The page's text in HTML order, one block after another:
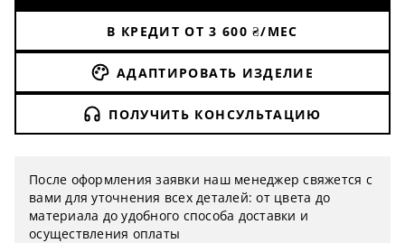
В КРЕДИТ ОТ 3 600 ₴/МЕС
АДАПТИРОВАТЬ ИЗДЕЛИЕ
ПОЛУЧИТЬ КОНСУЛЬТАЦИЮ
После оформления заявки наш менеджер свяжется с
вами для уточнения всех деталей: от цвета до
материала до удобного способа доставки и
осуществления оплаты